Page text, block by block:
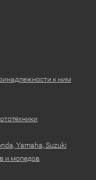
к ним
Yamaha, Suzuki
и мопедов